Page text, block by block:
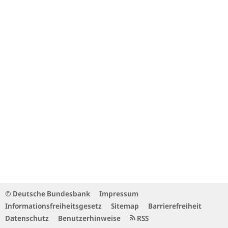
© Deutsche Bundesbank
Impressum
Informationsfreiheitsgesetz
Sitemap
Barrierefreiheit
Datenschutz
Benutzerhinweise RSS